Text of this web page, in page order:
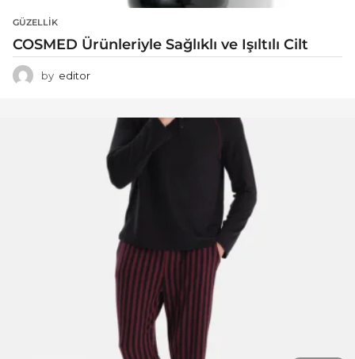
GÜZELLIK
COSMED Ürünleriyle Sağlıklı ve Işıltılı Cilt
by editor